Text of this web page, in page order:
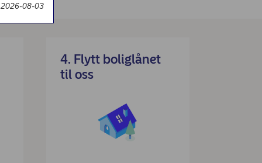
4. Flytt boliglånet
til oss
08-03